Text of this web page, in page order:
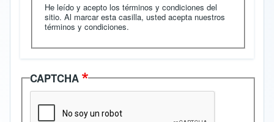
He leído y acepto los términos y condiciones del
sitio. Al marcar esta casilla, usted acepta nuestros
términos y condiciones.
CAPTCHA